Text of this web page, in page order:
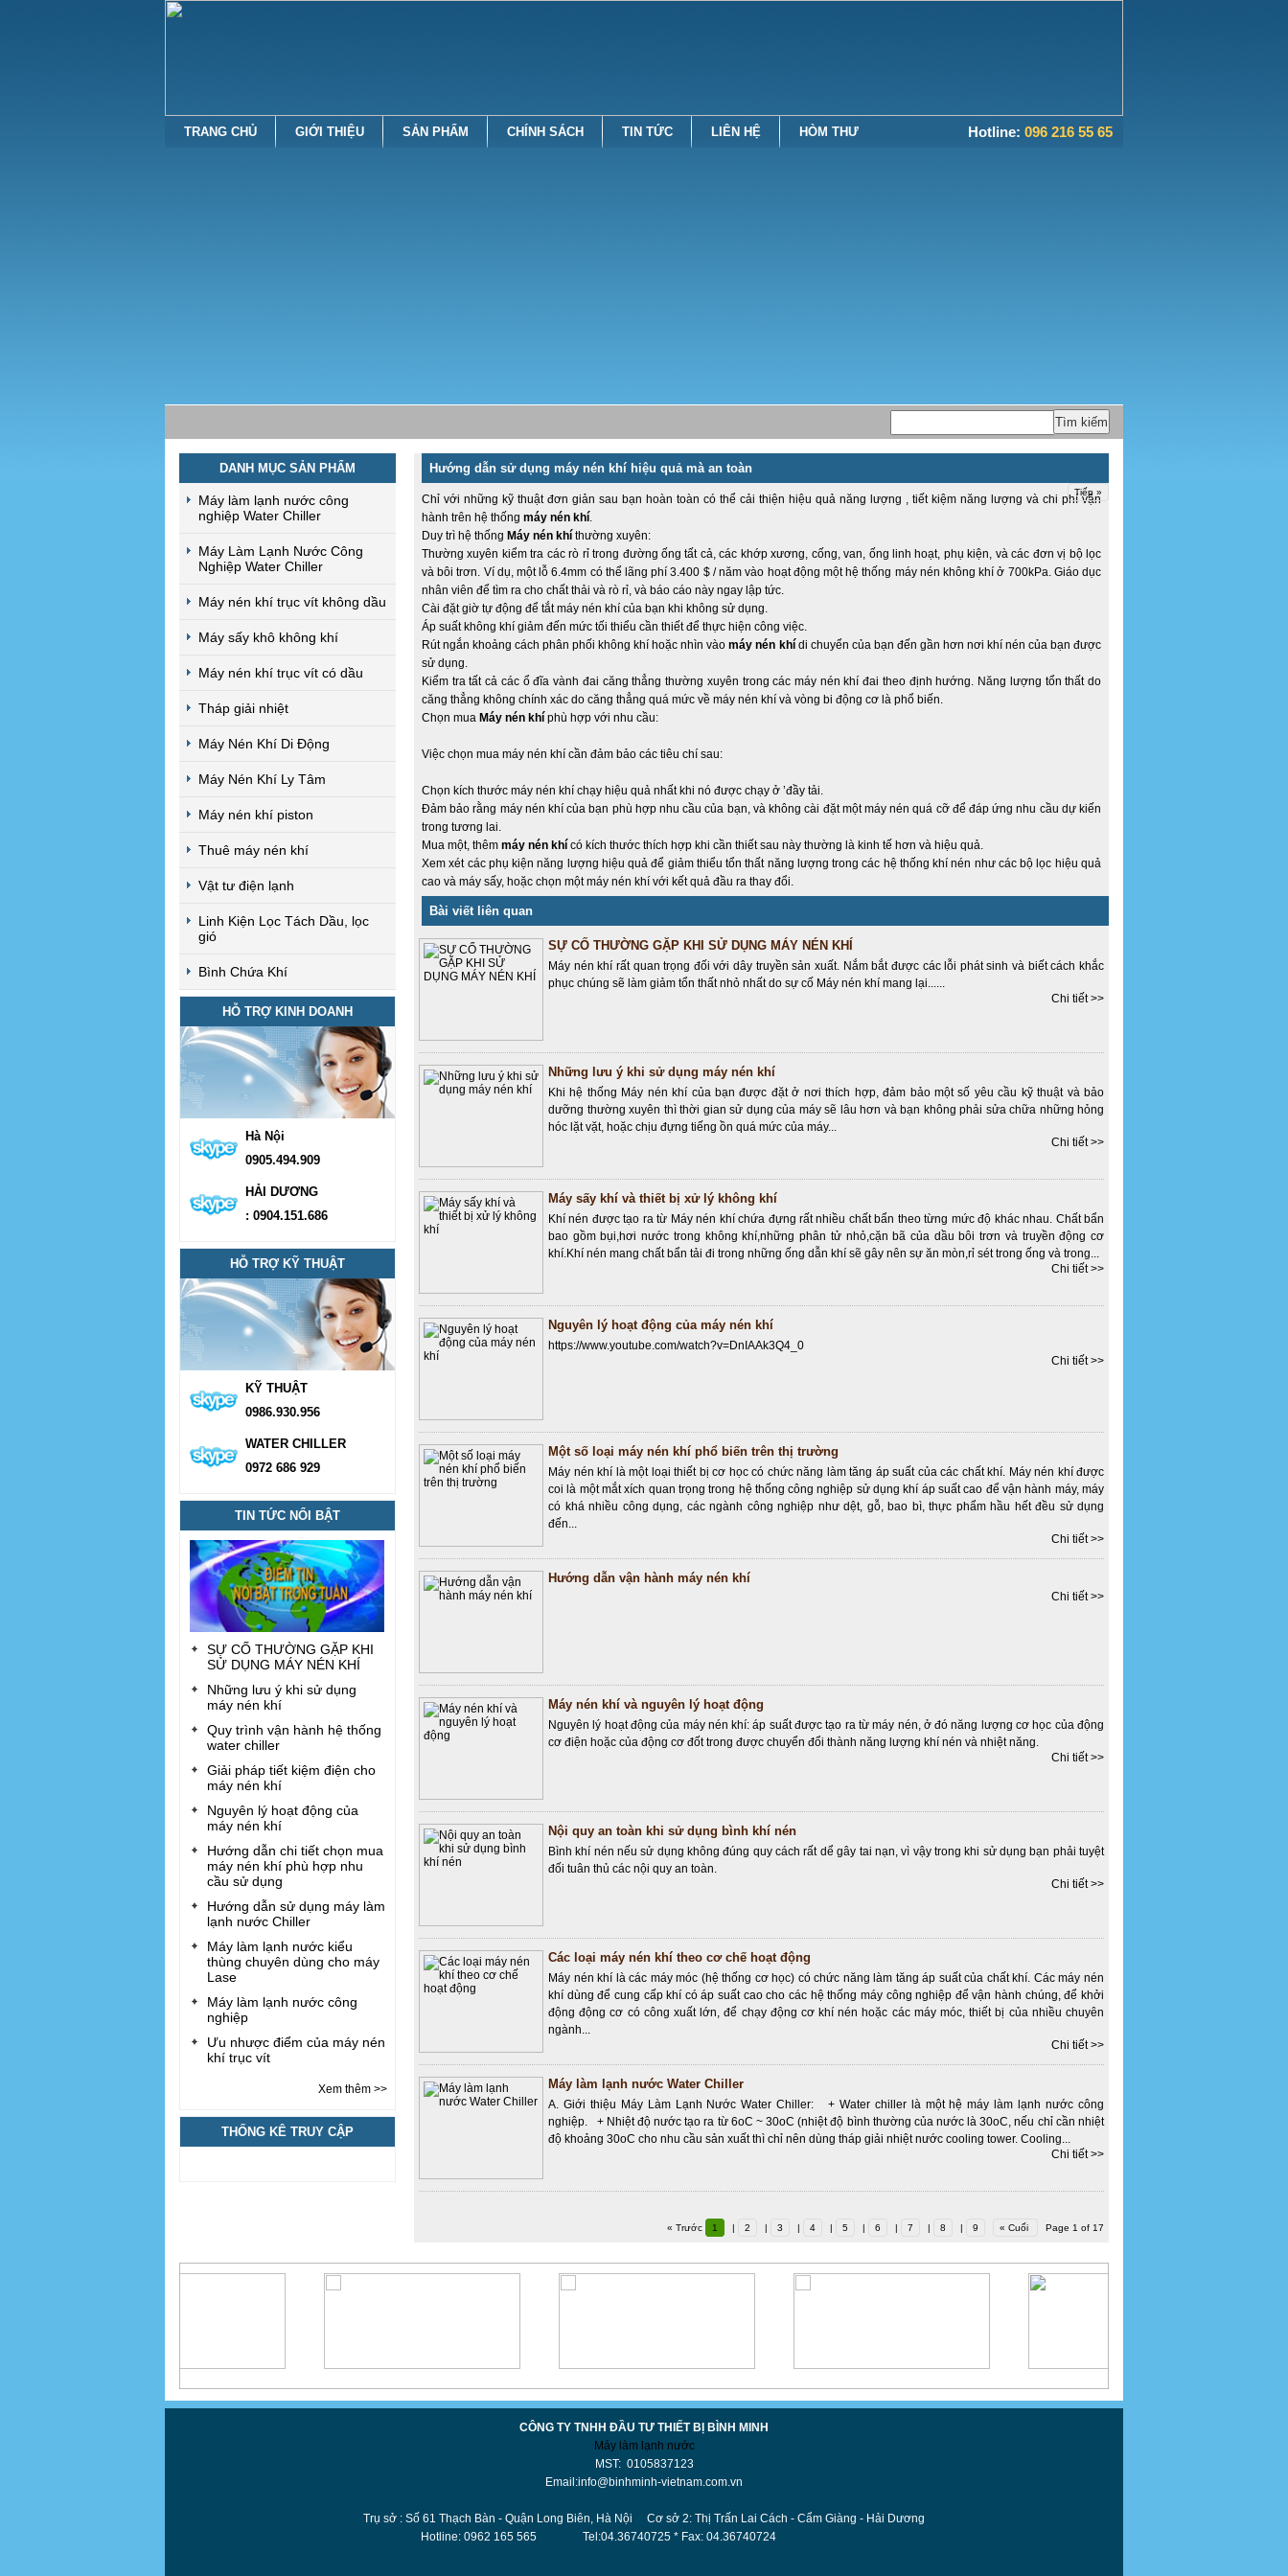
Hotline: 096 216 55 65
TRANG CHỦ GIỚI THIỆU SẢN PHẨM CHÍNH SÁCH TIN TỨC LIÊN HỆ HÒM THƯ
DANH MỤC SẢN PHẨM
Máy làm lạnh nước công
nghiệp Water Chiller
Máy Làm Lạnh Nước Công
Nghiệp Water Chiller
Máy nén khí trục vít không dầu
Máy sấy khô không khí
Máy nén khí trục vít có dầu
Tháp giải nhiệt
Máy Nén Khí Di Động
Máy Nén Khí Ly Tâm
Máy nén khí piston
Thuê máy nén khí
Vật tư điện lạnh
Linh Kiện Lọc Tách Dầu, lọc
gió
Bình Chứa Khí
HỖ TRỢ KINH DOANH
Hà Nội
0905.494.909
HẢI DƯƠNG
: 0904.151.686
HỖ TRỢ KỸ THUẬT
KỸ THUẬT
0986.930.956
WATER CHILLER
0972 686 929
TIN TỨC NỔI BẬT
SỰ CỐ THƯỜNG GẶP KHI
SỬ DỤNG MÁY NÉN KHÍ
Những lưu ý khi sử dụng
máy nén khí
Quy trình vận hành hệ thống
water chiller
Giải pháp tiết kiệm điện cho
máy nén khí
Nguyên lý hoạt động của
máy nén khí
Hướng dẫn chi tiết chọn mua
máy nén khí phù hợp nhu
cầu sử dụng
Hướng dẫn sử dụng máy làm
lạnh nước Chiller
Máy làm lạnh nước kiểu
thùng chuyên dùng cho máy
Lase
Máy làm lạnh nước công
nghiệp
Ưu nhược điểm của máy nén
khí trục vít
Xem thêm >>
THỐNG KÊ TRUY CẬP
Hướng dẫn sử dụng máy nén khí hiệu quả mà an toàn
Chỉ với những kỹ thuật đơn giản sau bạn hoàn toàn có thể cải thiện hiệu quả năng lượng , tiết kiệm năng lượng và chi phí vận
hành trên hệ thống máy nén khí.
Duy trì hệ thống Máy nén khí thường xuyên:
Thường xuyên kiểm tra các rò rỉ trong đường ống tất cả, các khớp xương, cống, van, ống linh hoạt, phụ kiện, và các đơn vị bộ lọc
và bôi trơn. Ví dụ, một lỗ 6.4mm có thể lãng phí 3.400 $ / năm vào hoạt động một hệ thống máy nén không khí ở 700kPa. Giáo dục
nhân viên để tìm ra cho chất thải và rò rỉ, và báo cáo này ngay lập tức.
Cài đặt giờ tự động để tắt máy nén khí của bạn khi không sử dụng.
Áp suất không khí giảm đến mức tối thiểu cần thiết để thực hiện công việc.
Rút ngắn khoảng cách phân phối không khí hoặc nhìn vàomáy nén khídi chuyển của bạn đến gần hơn nơi khí nén của bạn được
sử dụng.
Kiểm tra tất cả các ổ đĩa vành đai căng thẳng thường xuyên trong các máy nén khí đai theo định hướng. Năng lượng tổn thất do
căng thẳng không chính xác do căng thẳng quá mức về máy nén khí và vòng bi động cơ là phổ biến.
Chọn mua Máy nén khí phù hợp với nhu cầu:
Việc chọn mua máy nén khí cần đảm bảo các tiêu chí sau:
Chọn kích thước máy nén khí chạy hiệu quả nhất khi nó được chạy ở ’đầy tải.
Đảm bảo rằng máy nén khí của bạn phù hợp nhu cầu của bạn, và không cài đặt một máy nén quá cỡ để đáp ứng nhu cầu dự kiến
trong tương lai.
Mua một, thêm máy nén khí có kích thước thích hợp khi cần thiết sau này thường là kinh tế hơn và hiệu quả.
Xem xét các phụ kiện năng lượng hiệu quả để giảm thiểu tổn thất năng lượng trong các hệ thống khí nén như các bộ lọc hiệu quả
cao và máy sấy, hoặc chọn một máy nén khí với kết quả đầu ra thay đổi.
Bài viết liên quan
SỰ CỐ THƯỜNG GẶP KHI SỬ DỤNG MÁY NÉN KHÍ
Máy nén khí rất quan trọng đối với dây truyền sản xuất. Nắm bắt được các lỗi phát sinh và biết cách khắc
phục chúng sẽ làm giảm tổn thất nhỏ nhất do sự cố Máy nén khí mang lại......
Chi tiết >>
Những lưu ý khi sử dụng máy nén khí
Khi hệ thống Máy nén khí của bạn được đặt ở nơi thích hợp, đảm bảo một số yêu cầu kỹ thuật và bảo
dưỡng thường xuyên thì thời gian sử dụng của máy sẽ lâu hơn và bạn không phải sửa chữa những hỏng
hóc lặt vặt, hoặc chịu đựng tiếng ồn quá mức của máy...
Chi tiết >>
Máy sấy khí và thiết bị xử lý không khí
Khí nén được tạo ra từ Máy nén khí chứa đựng rất nhiều chất bẩn theo từng mức độ khác nhau. Chất bẩn
bao gồm bụi,hơi nước trong không khí,những phân tử nhỏ,cặn bã của dầu bôi trơn và truyền động cơ
khí.Khí nén mang chất bẩn tải đi trong những ống dẫn khí sẽ gây nên sự ăn mòn,rỉ sét trong ống và trong...
Chi tiết >>
Nguyên lý hoạt động của máy nén khí
https://www.youtube.com/watch?v=DnIAAk3Q4_0
Chi tiết >>
Một số loại máy nén khí phổ biến trên thị trường
Máy nén khí là một loại thiết bị cơ học có chức năng làm tăng áp suất của các chất khí. Máy nén khí được
coi là một mắt xích quan trọng trong hệ thống công nghiệp sử dụng khí áp suất cao để vận hành máy, máy
có khá nhiều công dụng, các ngành công nghiệp như dệt, gỗ, bao bì, thực phẩm hầu hết đều sử dụng
đến...
Chi tiết >>
Hướng dẫn vận hành máy nén khí
Chi tiết >>
Máy nén khí và nguyên lý hoạt động
Nguyên lý hoạt động của máy nén khí: áp suất được tạo ra từ máy nén, ở đó năng lượng cơ học của động
cơ điện hoặc của động cơ đốt trong được chuyển đổi thành năng lượng khí nén và nhiệt năng.
Chi tiết >>
Nội quy an toàn khi sử dụng bình khí nén
Bình khí nén nếu sử dụng không đúng quy cách rất dể gây tai nạn, vì vậy trong khi sử dụng bạn phải tuyệt
đối tuân thủ các nội quy an toàn.
Chi tiết >>
Các loại máy nén khí theo cơ chế hoạt động
Máy nén khí là các máy móc (hệ thống cơ học) có chức năng làm tăng áp suất của chất khí. Các máy nén
khí dùng để cung cấp khí có áp suất cao cho các hệ thống máy công nghiệp để vận hành chúng, để khởi
động động cơ có công xuất lớn, để chạy động cơ khí nén hoặc các máy móc, thiết bị của nhiều chuyên
ngành...
Chi tiết >>
Máy làm lạnh nước Water Chiller
A. Giới thiệu Máy Làm Lạnh Nước Water Chiller: + Water chiller là một hệ máy làm lạnh nước công
nghiệp. + Nhiệt độ nước tạo ra từ 6oC ~ 30oC (nhiệt độ bình thường của nước là 30oC, nếu chỉ cần nhiệt
độ khoảng 30oC cho nhu cầu sản xuất thì chỉ nên dùng tháp giải nhiệt nước cooling tower. Cooling...
Chi tiết >>
« Trước 1 | 2 | 3 | 4 | 5 | 6 | 7 | 8 | 9
Tiếp »
« Cuối Page 1 of 17
CÔNG TY TNHH ĐẦU TƯ THIẾT BỊ BÌNH MINH
Máy làm lạnh nước
MST: 0105837123
Email:info@binhminh-vietnam.com.vn
Trụ sở : Số 61 Thạch Bàn - Quận Long Biên, Hà Nội Cơ sở 2: Thị Trấn Lai Cách - Cẩm Giàng - Hải Dương
Hotline: 0962 165 565 Tel:04.36740725 * Fax: 04.36740724